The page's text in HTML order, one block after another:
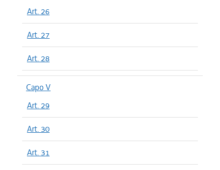
Art. 26
Art. 27
Art. 28
Capo V
Art. 29
Art. 30
Art. 31